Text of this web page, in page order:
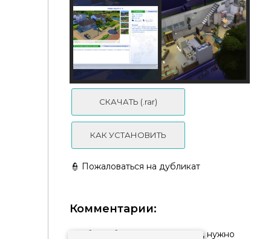
Крик Кабана (переделанный, бюджетный)
СКАЧАТЬ (.rar)
КАК УСТАНОВИТЬ
👮 Пожаловаться на дубликат
Комментарии:
Чтобы добавить комментарий, нужно